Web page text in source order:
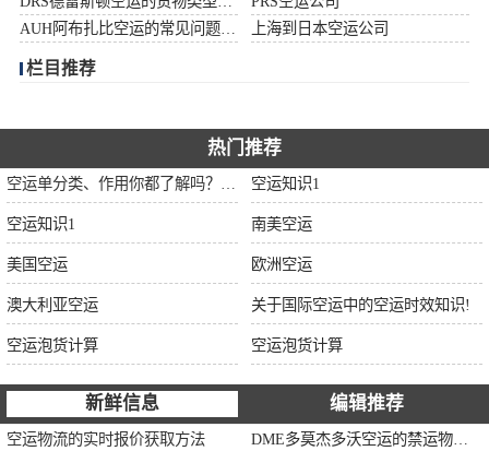
上海到日本空运公司
栏目推荐
热门推荐
空运知识1
空运知识1 南美空运
美国空运 欧洲空运
澳大利亚空运 关于国际空运中的空运时效知识!
空运泡货计算 空运泡货计算
新鲜信息 编辑推荐
空运物流的实时报价获取方法
伊朗空运
中东空运
非洲空运
南美空运